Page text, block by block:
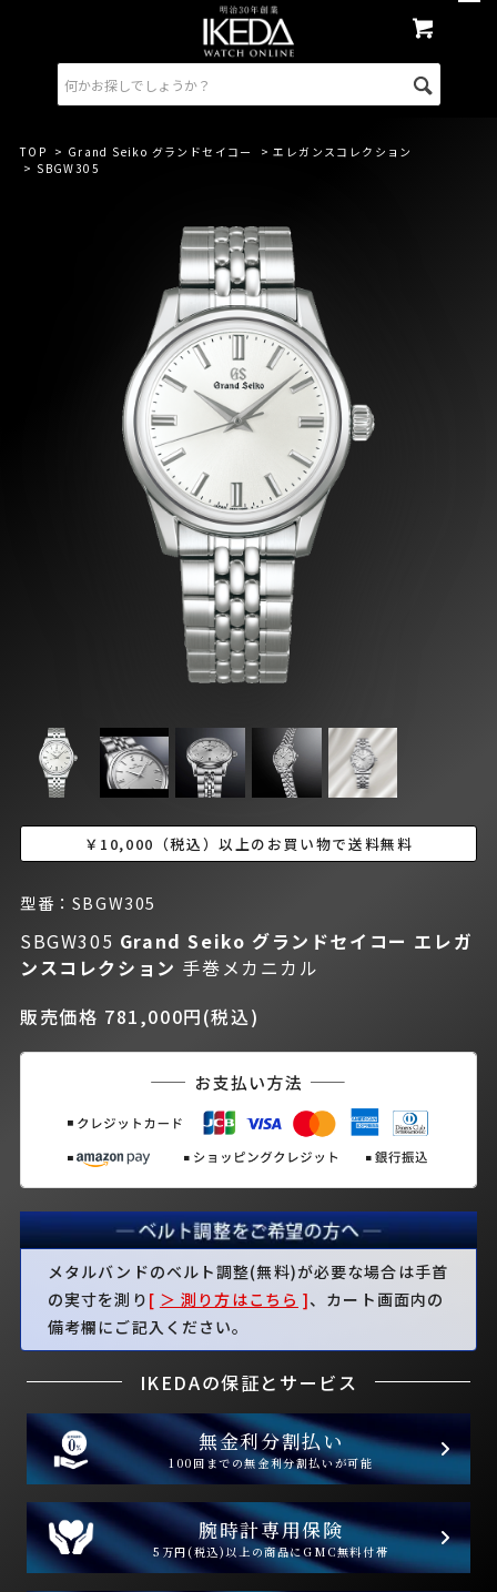
TOP > Grand Seiko グランドセイコー >エレガンスコレクション
> SBGW305
￥10,000（税込）以上のお買い物で送料無料
型番：SBGW305
SBGW305 Grand Seiko グランドセイコー エレガ
ンスコレクション 手巻メカニカル
販売価格 781,000円(税込)
メタルバンドのベルト調整(無料)が必要な場合は手首
の実寸を測り [ ＞ 測り方はこちら ]、カート画面内の
備考欄にご記入ください。
IKEDAの保証とサービス
無金利分割払い
100回までの無金利分割払いが可能
腕時計専用保険
5万円(税込)以上の商品にGMC無料付帯